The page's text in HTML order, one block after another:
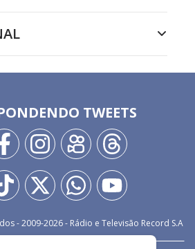
TWEETS
- 2009-2026- Rádio e Televisão Record S.A